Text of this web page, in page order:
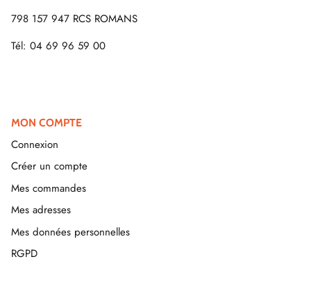
798 157 947 RCS ROMANS
Tél: 04 69 96 59 00
MON COMPTE
Connexion
Créer un compte
Mes commandes
Mes adresses
Mes données personnelles
RGPD